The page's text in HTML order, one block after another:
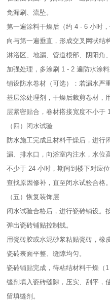
免漏刷、流坠。​
第一遍涂料干燥后（约 4 - 6 小时
向与第一遍垂直，形成交叉网状结
淋浴区、地漏、管道根部、阴阳角
加强处理，多涂刷 1 - 2 遍防水涂料
铺设防水卷材（可选）：若漏水严
基层涂处理剂，干燥后裁剪卷材，
层紧密贴合，卷材搭接宽度不小于
（四）闭水试验​
防水施工完成且材料干燥后，进行
漏、排水口，向浴室内注水，水位
不少于 24 小时，期间到楼下对应
查找原因修补，直至闭水试验合格。​
（五）恢复装饰层​
闭水试验合格后，进行瓷砖铺设。
弹出瓷砖铺贴控制线。​
用瓷砖胶或水泥砂浆粘贴瓷砖，橡
瓷砖表面平整、缝隙均匀。​
瓷砖铺贴完成，待粘结材料干燥（
缝剂填入瓷砖缝隙，压实、刮平，
留填缝剂。​